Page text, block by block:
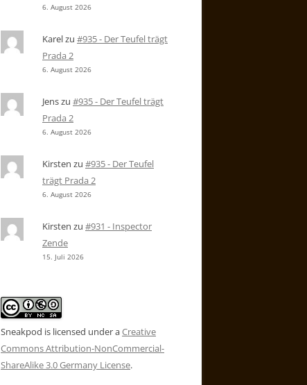
6. August 2026
Karelzu #935 - Der Teufel trägt
Prada 2
6. August 2026
Jenszu #935 - Der Teufel trägt
Prada 2
6. August 2026
Kirsten zu #935 - Der Teufel
trägt Prada 2
6. August 2026
Kirsten zu #931 - Inspector
Zende
15. Juli 2026
Sneakpod is licensed under aCreative
Commons Attribution-NonCommercial-
ShareAlike 3.0 Germany License.